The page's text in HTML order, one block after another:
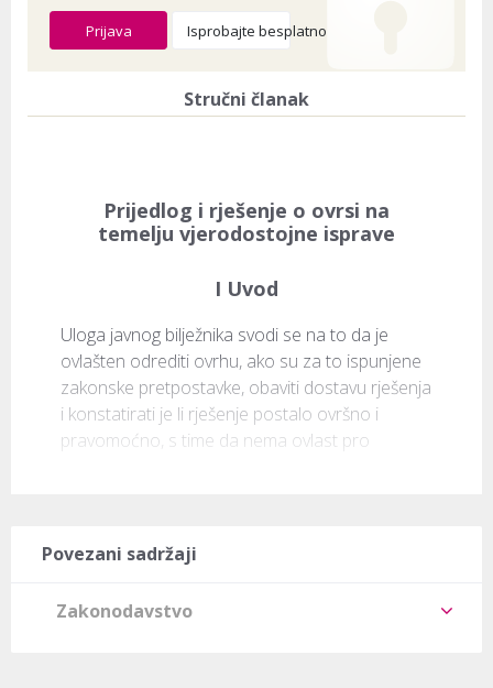
Prijava Isprobajte besplatno
Stručni članak
Prijedlog i rješenje o ovrsi na
temelju vjerodostojne isprave
I Uvod
Uloga javnog bilježnika svodi se na to da je
ovlašten odrediti ovrhu, ako su za to ispunjene
zakonske pretpostavke, obaviti dostavu rješenja
i konstatirati je li rješenje postalo ovršno i
pravomoćno, s time da nema ovlast pro
Povezani sadržaji
Zakonodavstvo